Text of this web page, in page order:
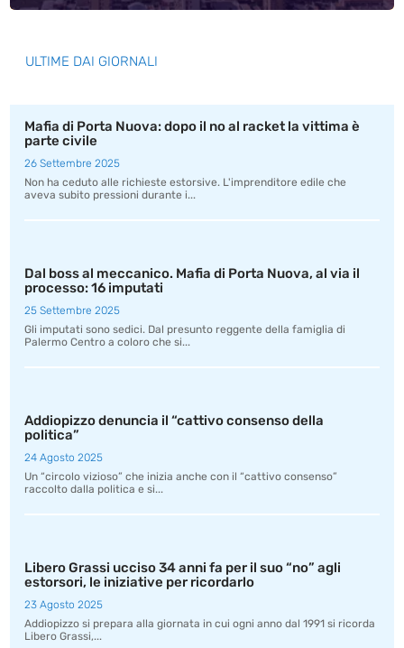
ULTIME DAI GIORNALI
Mafia di Porta Nuova: dopo il no al racket la vittima è
parte civile
26 Settembre 2025
Non ha ceduto alle richieste estorsive. L'imprenditore edile che
aveva subito pressioni durante i...
Dal boss al meccanico. Mafia di Porta Nuova, al via il
processo: 16 imputati
25 Settembre 2025
Gli imputati sono sedici. Dal presunto reggente della famiglia di
Palermo Centro a coloro che si...
Addiopizzo denuncia il “cattivo consenso della
politica”
24 Agosto 2025
Un “circolo vizioso” che inizia anche con il “cattivo consenso”
raccolto dalla politica e si...
Libero Grassi ucciso 34 anni fa per il suo “no” agli
estorsori, le iniziative per ricordarlo
23 Agosto 2025
Addiopizzo si prepara alla giornata in cui ogni anno dal 1991 si ricorda
Libero Grassi,...